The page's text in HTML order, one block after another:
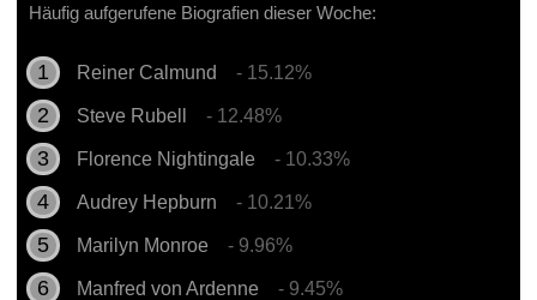
Häufig aufgerufene Biografien dieser Woche:
Reiner Calmund - 15.12%
Steve Rubell - 12.48%
Florence Nightingale - 10.33%
Audrey Hepburn - 10.21%
Marilyn Monroe - 9.96%
Manfred von Ardenne - 9.45%